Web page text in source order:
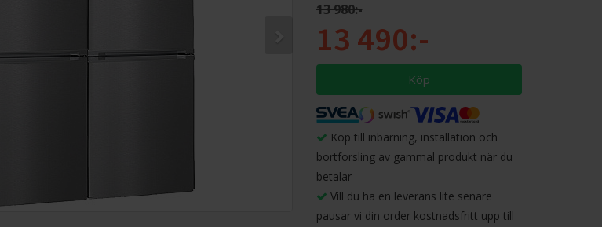
13 980:-
13 490:-
Köp
Köp till inbärning, installation och
bortforsling av gammal produkt när du
betalar
Vill du ha en leverans lite senare
pausar vi din order kostnadsfritt upp till